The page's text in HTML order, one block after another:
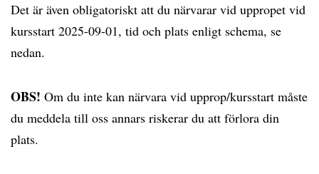
Det är även obligatoriskt att du närvarar vid uppropet vid
kursstart 2025-09-01, tid och plats enligt schema, se
nedan.
OBS! Om du inte kan närvara vid upprop/kursstart måste
du meddela till oss annars riskerar du att förlora din
plats.